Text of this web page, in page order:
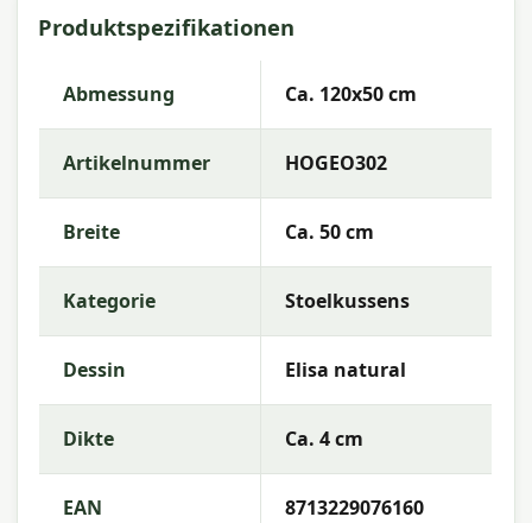
natural 120x50 cm
HOGEO302
EAN:8713229076160
Abmessungen:
Ca. 120x50 cm
Fasern
Farbechtheit:7 oder 8
Wasserabweisend:
Wasserabweisend
Produktspezifikationen
Abmessung Ca. 120x50 cm
Artikelnummer HOGEO302
Breite Ca. 50 cm
Kategorie Stoelkussens
Dessin Elisa natural
Dikte Ca. 4 cm
EAN 8713229076160